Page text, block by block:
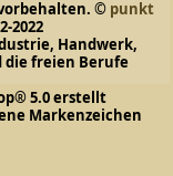
© punkt
2022
Handwerk,
freien Berufe
5.0 erstellt
Markenzeichen